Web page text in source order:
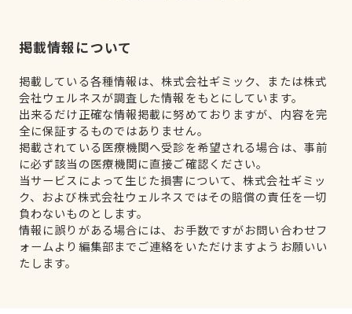
掲載情報について
掲載している各種情報は、株式会社ギミック、または株式
会社ウェルネスが調査した情報をもとにしています。
出来るだけ正確な情報掲載に努めておりますが、内容を完
全に保証するものではありません。
掲載されている医療機関へ受診を希望される場合は、事前
に必ず該当の医療機関に直接ご確認ください。
当サービスによって生じた損害について、株式会社ギミッ
ク、および株式会社ウェルネスではその賠償の責任を一切
負わないものとします。
情報に誤りがある場合には、お手数ですがお問い合わせフ
ォームより編集部までご連絡をいただけますようお願いい
たします。